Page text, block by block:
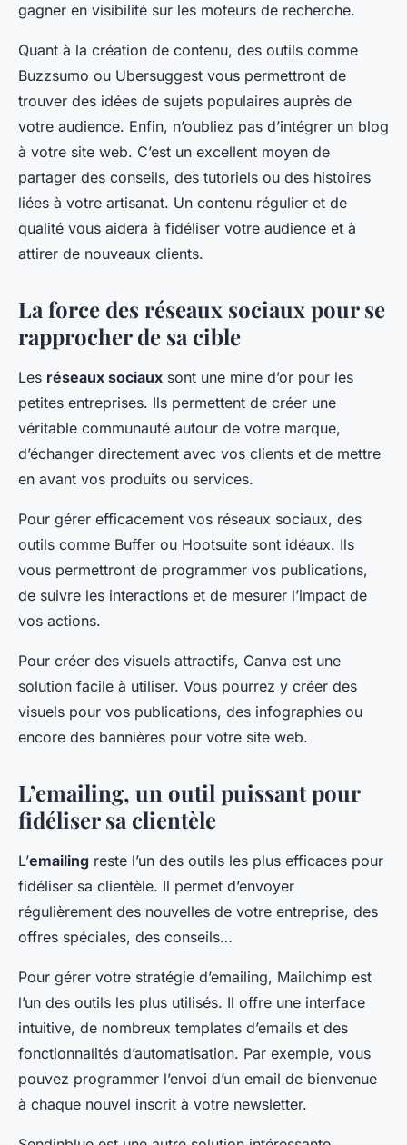
gagner en visibilité sur les moteurs de recherche.
Quant à la création de contenu, des outils comme
Buzzsumo ou Ubersuggest vous permettront de
trouver des idées de sujets populaires auprès de
votre audience. Enfin, n’oubliez pas d’intégrer un blog
à votre site web. C’est un excellent moyen de
partager des conseils, des tutoriels ou des histoires
liées à votre artisanat. Un contenu régulier et de
qualité vous aidera à fidéliser votre audience et à
attirer de nouveaux clients.
La force des réseaux sociaux pour se
rapprocher de sa cible
Les réseaux sociaux sont une mine d’or pour les
petites entreprises. Ils permettent de créer une
véritable communauté autour de votre marque,
d’échanger directement avec vos clients et de mettre
en avant vos produits ou services.
Pour gérer efficacement vos réseaux sociaux, des
outils comme Buffer ou Hootsuite sont idéaux. Ils
vous permettront de programmer vos publications,
de suivre les interactions et de mesurer l’impact de
vos actions.
Pour créer des visuels attractifs, Canva est une
solution facile à utiliser. Vous pourrez y créer des
visuels pour vos publications, des infographies ou
encore des bannières pour votre site web.
L’emailing, un outil puissant pour
fidéliser sa clientèle
L’emailing reste l’un des outils les plus efficaces pour
fidéliser sa clientèle. Il permet d’envoyer
régulièrement des nouvelles de votre entreprise, des
offres spéciales, des conseils…
Pour gérer votre stratégie d’emailing, Mailchimp est
l’un des outils les plus utilisés. Il offre une interface
intuitive, de nombreux templates d’emails et des
fonctionnalités d’automatisation. Par exemple, vous
pouvez programmer l’envoi d’un email de bienvenue
à chaque nouvel inscrit à votre newsletter.